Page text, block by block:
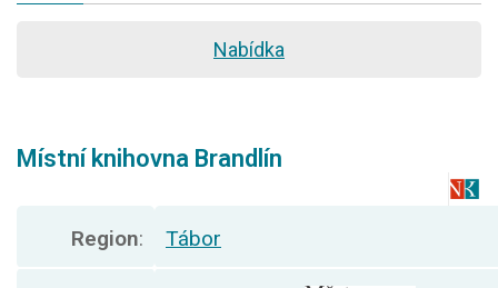
Nabídka
Místní knihovna Brandlín
Region: Tábor